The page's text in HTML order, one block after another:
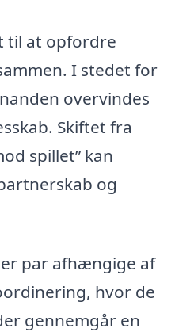
til at opfordre
I stedet for
overvindes
Skiftet fra
spillet” kan
og
er par afhængige af
hvor de
gennemgår en